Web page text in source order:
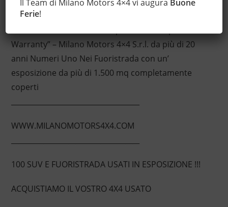
Permute – possibilità di estensione della garanzia
Warranty” – Milano Motors 4×4 S.r.l. da più di 20
anni Numeri Uno Nei Fuoristrada con un’
esposizione da più di 1.500 mq completamente
coperti
WWW.MILANOMOTORS4X4.COM
100 SUV E FUORISTRADA USATI IN ESPOSIZIONE !!!
ACQUISTIAMO IL VOSTRO 4X4 USATO
Il Team di Milano Motors 4×4 vi augura Buone
Ferie!